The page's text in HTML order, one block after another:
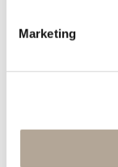
Marketing